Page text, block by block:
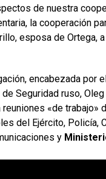
de nuestra
la cooperación
esposa de Ortega,
encabezada por
Seguridad ruso, Oleg
«de trabajo»
del Ejército, Policía,
y